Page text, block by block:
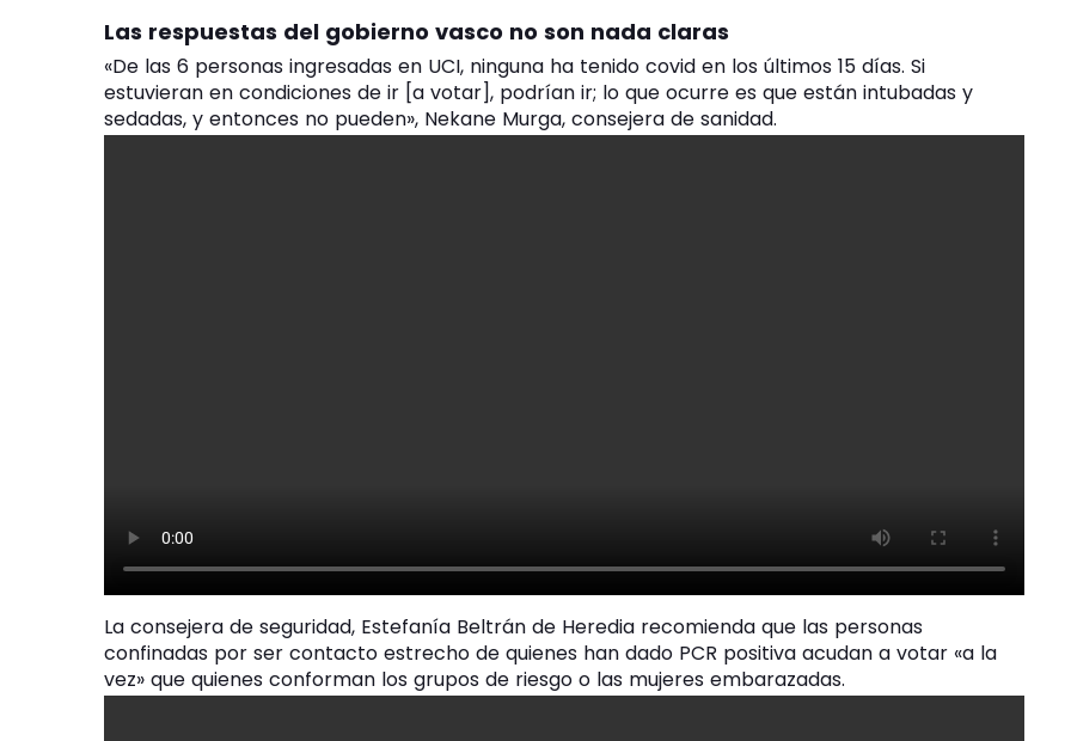
Las respuestas del gobierno vasco no son nada claras
«De las 6 personas ingresadas en UCI, ninguna ha tenido covid en los últimos 15 días. Si
estuvieran en condiciones de ir [a votar], podrían ir; lo que ocurre es que están intubadas y
sedadas, y entonces no pueden», Nekane Murga, consejera de sanidad.
La consejera de seguridad, Estefanía Beltrán de Heredia recomienda que las personas
confinadas por ser contacto estrecho de quienes han dado PCR positiva acudan a votar «a la
vez» que quienes conforman los grupos de riesgo o las mujeres embarazadas.